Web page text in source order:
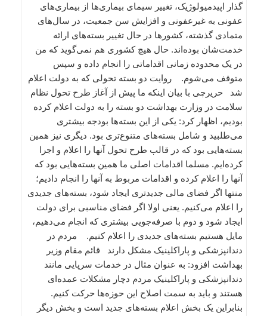
گذار اپیدمیولوژیک، تغییر سیمای بیماری‌ها از بیماری‌های
عفونی به غیرعفونی و افزایش سن جمعیت، در سال‌های
متمادی گذشته، کشورها در حال تغییر بسته‌های ارائه
خدمت‌شان بوده‌اند. حال هیچ کشوری هم نمی‌گوید که من
در یک محدوده زمانی اقداماتی را انجام داده و سپس
متوقف می‌شوم. روایت دو بسته تحولی که به دولت اعلام
شد حریرچی با بیان اینکه ما پیش از آغاز طرح تحول نظام
سلامت در وزارت بهداشت دو بسته را به دولت اعلام کرده
بودیم، اظهار کرد: یکی از این بسته‌ها بودجه بیشتری
می‌طلبید و شامل بسته‌های متنوع‌تری بود. دیگری نیز همین
بسته‌هایی بود که در قالب طرح تحول آنها را اعلام و اجرا
کرده‌ایم. مسلما اقدامات اصلی ما همین بسته‌هایی بود که
آنها را اعلام کرده و اقدامات مربوط به آنها را انجام دادیم؛
منتها اگر فضای مالی جدیدتری ایجاد شود، بسته‌های جدیدی
را اعلام می‌کنیم. یعنی اولا اگر فضای مناسبی برای دولت
ایجاد شود و دوم با صرفه‌جویی بیشتری که انجام می‌دهیم،
مایل هستیم بسته‌های جدیدی را اعلام کنیم. مردم در
دندانپزشکی و پاراکلینیک مشکل دارند قائم مقام وزیر
بهداشت افزود: به عنوان مثال در خدمات سرپایی مانند
دندانپزشکی و پاراکلینیک مردم دچار مشکلات عمده‌ای
هستند و باید به سمت اصلاح این حوزه‌ها حرکت کنیم.
بنابراین یک بخش اعلام بسته‌های جدید است و بخش دیگر